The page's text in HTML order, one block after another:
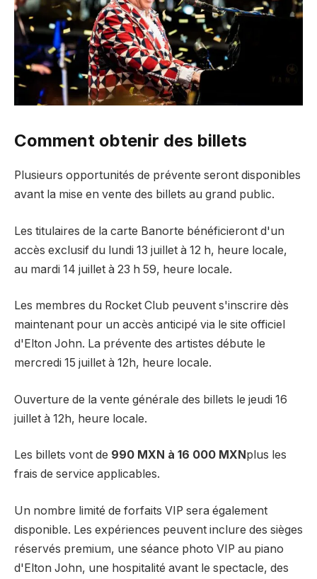
Comment obtenir des billets
Plusieurs opportunités de prévente seront disponibles
avant la mise en vente des billets au grand public.
Les titulaires de la carte Banorte bénéficieront d'un
accès exclusif du lundi 13 juillet à 12 h, heure locale,
au mardi 14 juillet à 23 h 59, heure locale.
Les membres du Rocket Club peuvent s'inscrire dès
maintenant pour un accès anticipé via le site officiel
d'Elton John. La prévente des artistes débute le
mercredi 15 juillet à 12h, heure locale.
Ouverture de la vente générale des billets le jeudi 16
juillet à 12h, heure locale.
Les billets vont de 990 MXN à 16 000 MXN plus les
frais de service applicables.
Un nombre limité de forfaits VIP sera également
disponible. Les expériences peuvent inclure des sièges
réservés premium, une séance photo VIP au piano
d'Elton John, une hospitalité avant le spectacle, des